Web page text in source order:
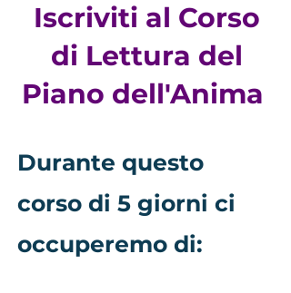
Iscriviti al Corso
di Lettura del
Piano dell'Anima
Durante questo
corso di 5 giorni ci
occuperemo di: